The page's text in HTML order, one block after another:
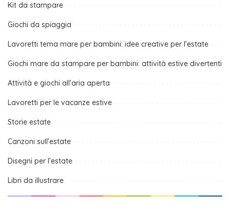
Kit da stampare
Giochi da spiaggia
Lavoretti tema mare per bambini: idee creative per l’estate
Giochi mare da stampare per bambini: attività estive divertenti
Attività e giochi all’aria aperta
Lavoretti per le vacanze estive
Storie estate
Canzoni sull’estate
Disegni per l’estate
Libri da illustrare